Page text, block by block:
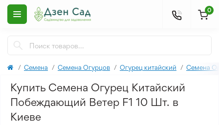
0
Семена Семена Огурцов Огурец китайский Семена
Купить Семена Огурец Китайский
Побеждающий Ветер F1 10 Шт. в
Киеве